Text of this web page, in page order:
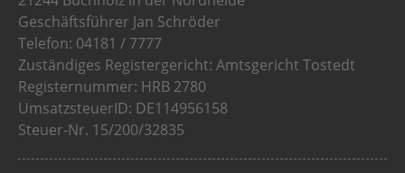
Geschäftsführer Jan Schröder
Telefon: 04181 / 7777
Zuständiges Registergericht: Amtsgericht Tostedt
Registernummer: HRB 2780
UmsatzsteuerID: DE114956158
Steuer-Nr. 15/200/32835